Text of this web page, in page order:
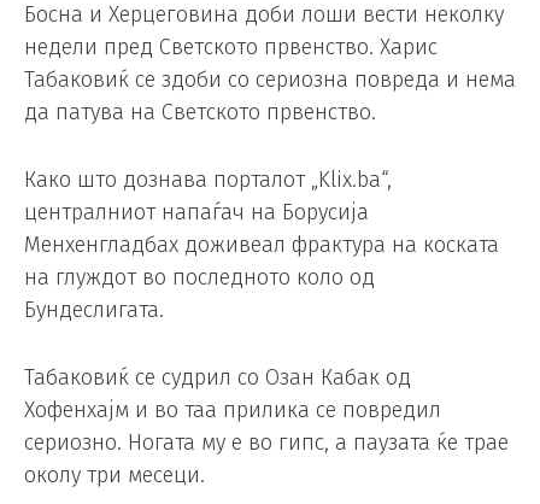
Босна и Херцеговина доби лоши вести неколку
недели пред Светското првенство. Харис
Табаковиќ се здоби со сериозна повреда и нема
да патува на Светското првенство.
Како што дознава порталот „Klix.ba“,
централниот напаѓач на Борусија
Менхенгладбах доживеал фрактура на коската
на глуждот во последното коло од
Бундеслигата.
Табаковиќ се судрил со Озан Кабак од
Хофенхајм и во таа прилика се повредил
сериозно. Ногата му е во гипс, а паузата ќе трае
околу три месеци.